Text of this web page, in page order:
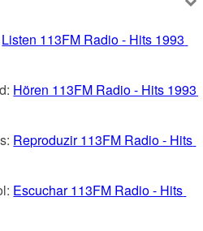
Listen 113FM Radio - Hits 1993
Hören 113FM Radio - Hits 1993
Reproduzir 113FM Radio - Hits
Escuchar 113FM Radio - Hits